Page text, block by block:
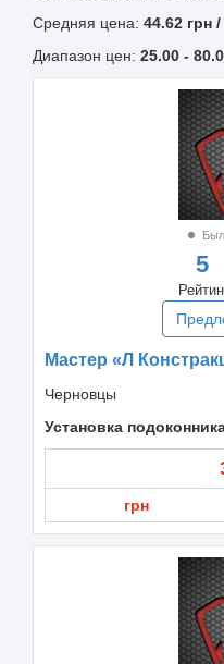
Средняя цена: 44.62 грн /
Диапазон цен: 25.00 -
5
Мастер «Л
Черновцы
Установка
грн